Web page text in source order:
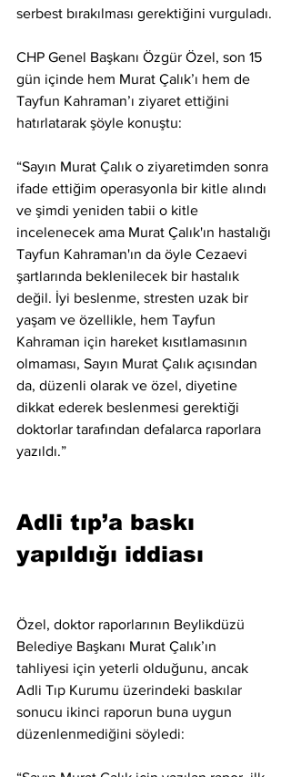
serbest bırakılması gerektiğini vurguladı.
CHP Genel Başkanı Özgür Özel, son 15
gün içinde hem Murat Çalık’ı hem de
Tayfun Kahraman’ı ziyaret ettiğini
hatırlatarak şöyle konuştu:
“Sayın Murat Çalık o ziyaretimden sonra
ifade ettiğim operasyonla bir kitle alındı
ve şimdi yeniden tabii o kitle
incelenecek ama Murat Çalık'ın hastalığı
Tayfun Kahraman'ın da öyle Cezaevi
şartlarında beklenilecek bir hastalık
değil. İyi beslenme, stresten uzak bir
yaşam ve özellikle, hem Tayfun
Kahraman için hareket kısıtlamasının
olmaması, Sayın Murat Çalık açısından
da, düzenli olarak ve özel, diyetine
dikkat ederek beslenmesi gerektiği
doktorlar tarafından defalarca raporlara
yazıldı.”
Adli tıp’a baskı
yapıldığı iddiası
Özel, doktor raporlarının Beylikdüzü
Belediye Başkanı Murat Çalık’ın
tahliyesi için yeterli olduğunu, ancak
Adli Tıp Kurumu üzerindeki baskılar
sonucu ikinci raporun buna uygun
düzenlenmediğini söyledi: